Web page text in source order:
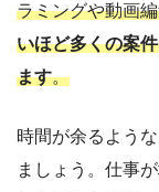
ラミングや動画
いほど多くの案
ます。
時間が余るよう
ましょう。仕事